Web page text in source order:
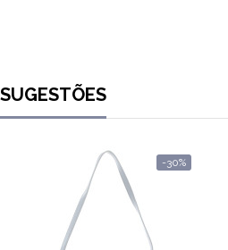
SUGESTÕES
-30%